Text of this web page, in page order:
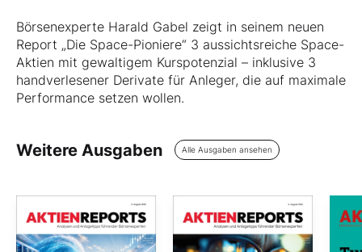
Börsenexperte Harald Gabel zeigt in seinem neuen
Report „Die Space-Pioniere“ 3 aussichtsreiche Space-
Aktien mit gewaltigem Kurspotenzial – inklusive 3
handverlesener Derivate für Anleger, die auf maximale
Performance setzen wollen.
Weitere Ausgaben Alle Ausgaben ansehen